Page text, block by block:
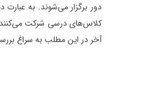
دور برگزار می‌شوند. به عبارت
کلاس‌های درسی شرکت می‌کنند.
آخر در این مطلب به سراغ